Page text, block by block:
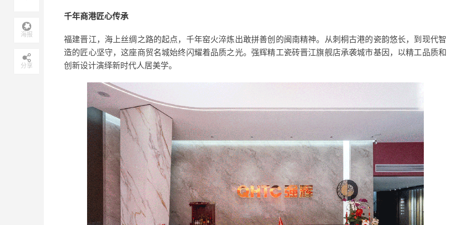
千年商港匠心传承
福建晋江，海上丝绸之路的起点，千年窑火淬炼出敢拼善创的闽南精神。从刺桐古港的瓷韵悠长，到现代智
造的匠心坚守，这座商贸名城始终闪耀着品质之光。强辉精工瓷砖晋江旗舰店承袭城市基因，以精工品质和
创新设计演绎新时代人居美学。
海报
分享